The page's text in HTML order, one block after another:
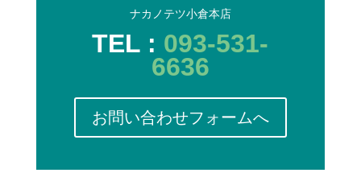
ナカノテツ小倉本店
TEL : 093-531-
6636
お問い合わせフォームへ